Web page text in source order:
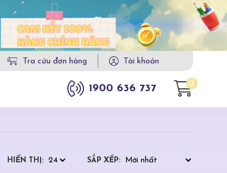
Tra cứu đơn hàng Tài khoản
1900 636 737 0
HIỂN THỊ: SẮP XẾP: